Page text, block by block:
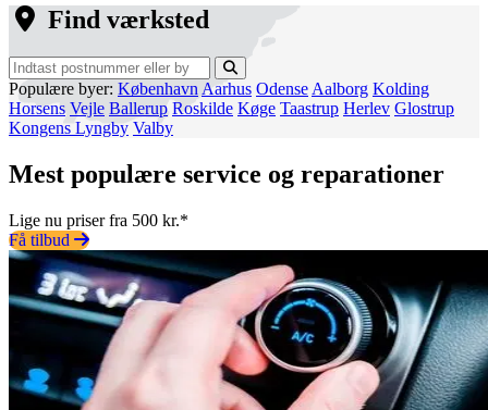
Find værksted
Populære byer: København Aarhus Odense Aalborg Kolding
Horsens Vejle Ballerup Roskilde Køge Taastrup Herlev Glostrup
Kongens Lyngby Valby
Mest populære service og reparationer
Lige nu priser fra 500 kr.*
Få tilbud